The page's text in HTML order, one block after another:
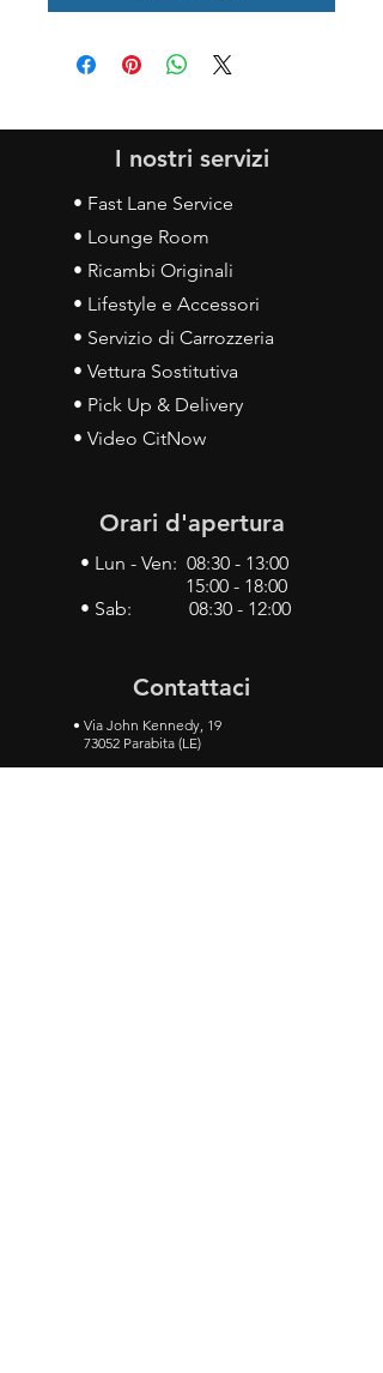
I nostri servizi
• Fast Lane Service
• Lounge Room
• Ricambi Originali
• Lifestyle e Accessori
• Servizio di Carrozzeria
• Vettura Sostitutiva
• Pick Up & Delivery
• Video CitNow
Orari d'apertura
• Lun - Ven: 08:30 - 13:00
15:00 - 18:00
• Sab: 08:30 - 12:00
Contattaci
• Via John Kennedy, 19
73052 Parabita (LE)